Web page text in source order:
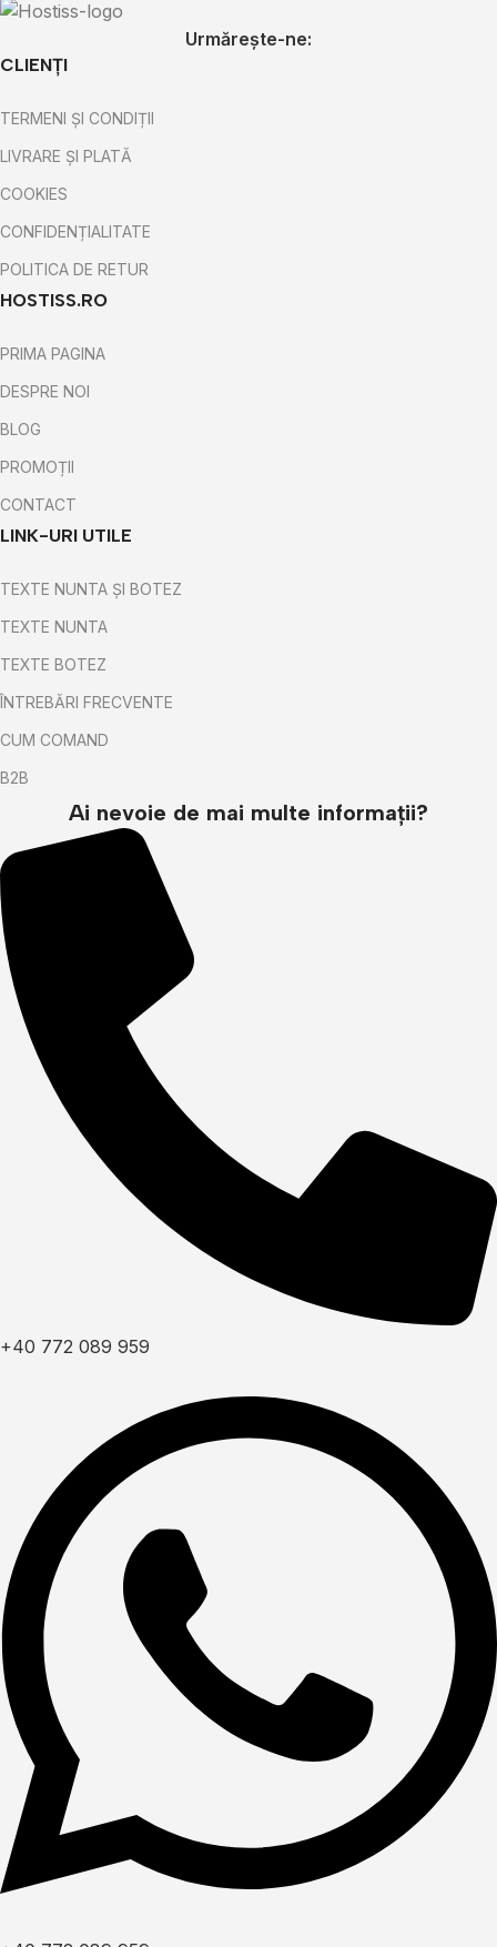
Urmărește-ne:
CLIENȚI
TERMENI ȘI CONDIȚII
LIVRARE ȘI PLATĂ
COOKIES
CONFIDENȚIALITATE
POLITICA DE RETUR
HOSTISS.RO
PRIMA PAGINA
DESPRE NOI
BLOG
PROMOȚII
CONTACT
LINK-URI UTILE
TEXTE NUNTA ȘI BOTEZ
TEXTE NUNTA
TEXTE BOTEZ
ÎNTREBĂRI FRECVENTE
CUM COMAND
B2B
Ai nevoie de mai multe informații?
+40 772 089 959